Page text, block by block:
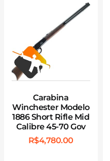
Carabina
Winchester Modelo
1886 Short Rifle Mid
Calibre 45-70 Gov
R$4,780.00